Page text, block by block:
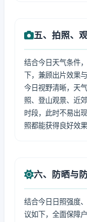
五、拍照、
结合今日天气条件
下，兼顾出片效果与
今日视野清晰，天
照、登山观景、近
时段，此时不易出
照都能获得良好效果
六、防晒与
结合今日日照强度
议如下，全面保障